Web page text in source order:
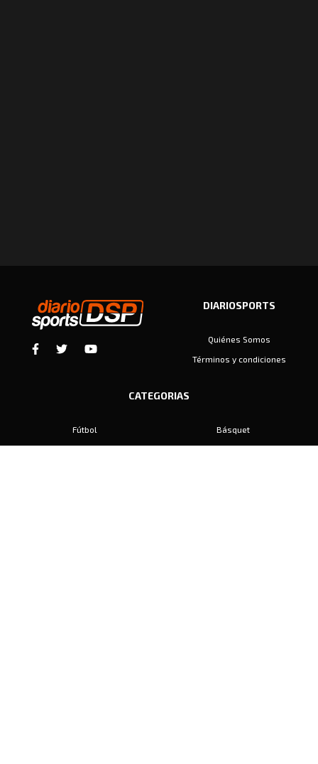
DIARIOSPORTS
Quiénes Somos
Términos y condiciones
CATEGORIAS
Fútbol
Básquet